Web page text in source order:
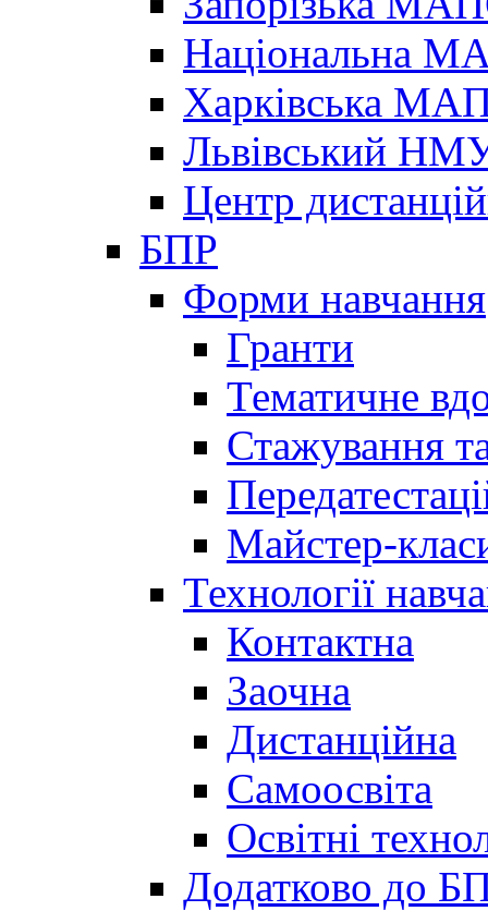
Національна
Харківська
Львівський
Центр
БПР
Форми навчання
Гранти
Тематичне
Стажування
Майстер-
Технології
Контактна
Заочна
Дистанційна
Самоосвіта
Освітні
Додатково до